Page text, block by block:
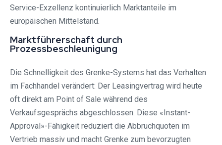
Service-Exzellenz kontinuierlich Marktanteile im
europäischen Mittelstand.
Marktführerschaft durch
Prozessbeschleunigung
Die Schnelligkeit des Grenke-Systems hat das Verhalten
im Fachhandel verändert: Der Leasingvertrag wird heute
oft direkt am Point of Sale während des
Verkaufsgesprächs abgeschlossen. Diese «Instant-
Approval»-Fähigkeit reduziert die Abbruchquoten im
Vertrieb massiv und macht Grenke zum bevorzugten